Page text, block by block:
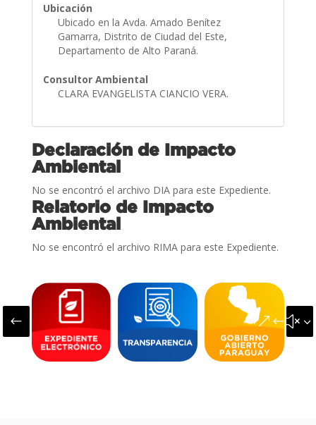
Ubicación
Ubicado en la Avda. Amado Benítez
Gamarra, Distrito de Ciudad del Este,
Departamento de Alto Paraná.
Consultor Ambiental
CLARA EVANGELISTA CIANCIO VERA.
Declaración de Impacto
Ambiental
No se encontró el archivo DIA para este Expediente.
Relatorio de Impacto
Ambiental
No se encontró el archivo RIMA para este Expediente.
#